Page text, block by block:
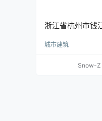
浙江省杭州市钱
城市建筑
Snow-Z